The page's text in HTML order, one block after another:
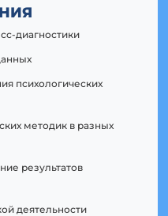
диагностики
психологических
методик в разных
результатов
деятельности